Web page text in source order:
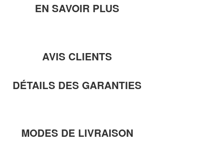
EN SAVOIR PLUS
AVIS CLIENTS
DÉTAILS DES GARANTIES
MODES DE LIVRAISON